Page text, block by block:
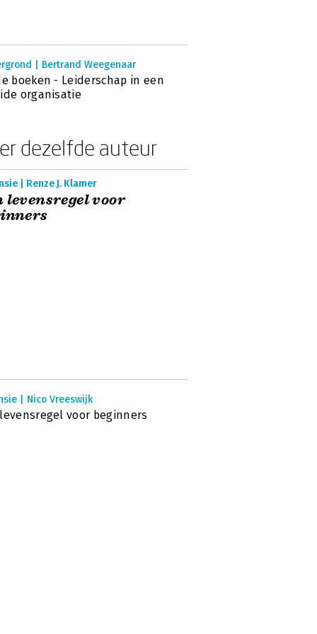
| Bertrand Weegenaar
boeken - Leiderschap in een
organisatie
dezelfde auteur
| Renze J. Klamer
levensregel voor
| Nico Vreeswijk
voor beginners